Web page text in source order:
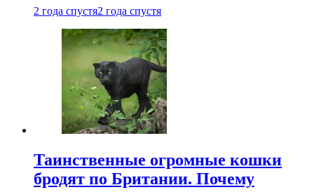
2 года спустя2 года спустя
Таинственные огромные кошки
бродят по Британии. Почему